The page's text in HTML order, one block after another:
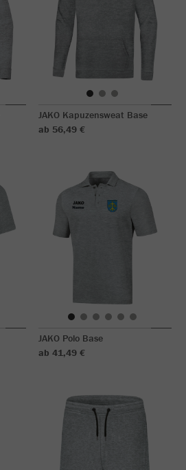
JAKO Kapuzensweat Base
ab 56,49 €
JAKO Polo Base
ab 41,49 €